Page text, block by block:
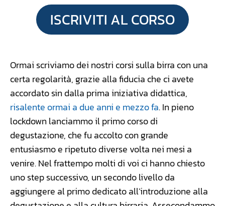
ISCRIVITI AL CORSO
Ormai scriviamo dei nostri corsi sulla birra con una
certa regolarità, grazie alla fiducia che ci avete
accordato sin dalla prima iniziativa didattica,
risalente ormai a due anni e mezzo fa. In pieno
lockdown lanciammo il primo corso di
degustazione, che fu accolto con grande
entusiasmo e ripetuto diverse volta nei mesi a
venire. Nel frattempo molti di voi ci hanno chiesto
uno step successivo, un secondo livello da
aggiungere al primo dedicato all’introduzione alla